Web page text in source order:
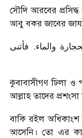
সৌদি আরবের
আবু বকর জাবের
والماء. فأثنى
কুবাবাসীগণ ঢিলা ও
আল্লাহ তাদের
বাকি রইল অধিকাংশ
আসেনি। তো এর